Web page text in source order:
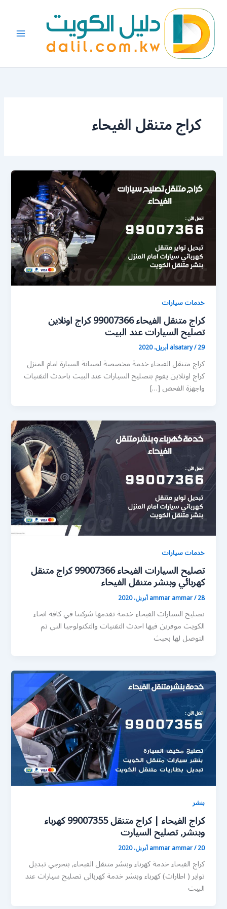
المحتوى
كراج متنقل الفيحاء
خدمات سيارات
كراج متنقل الفيحاء 99007366 كراج اونلاين
تصليح السيارات عند البيت
alsatary/29 أبريل، 2020
كراج متنقل الفيحاء خدمة مخصصة لصيانة السيارة امام المنزل
كراج اونلاين يقوم بتصليح السيارات عند البيت باحدث التقنيات
واجهزة الفحص […]
خدمات سيارات
تصليح السيارات الفيحاء 99007366 كراج متنقل
كهربائي وبنشر متنقل الفيحاء
ammar ammar/28 أبريل، 2020
تصليح السيارات الفيحاء خدمة تقدمها شركتنا في كافة انحاء
الكويت موفرين فيها احدث التقنيات والتكنولوجيا التي تم
التوصل لها بحيث
بنشر
كراج الفيحاء | كراج متنقل 99007355 كهرباء
وبنشر, تصليح السيارت
ammar ammar/20 أبريل، 2020
كراج الفيحاء خدمة كهرباء وبنشر متنقل الفيحاء, بنجرجي تبديل
تواير ( اطارات) كهرباء وبنشر خدمة كهربائي تصليح سيارات عند
البيت